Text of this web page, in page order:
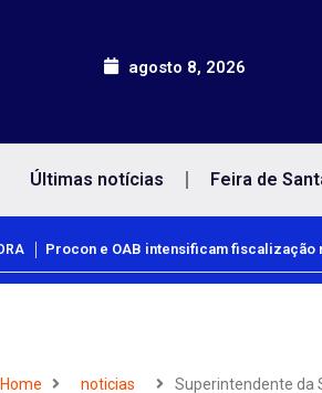
agosto 8, 2026
Últimas notícias Feira de
Procon e OAB intensificam fiscalização
Home noticias Superintendente da